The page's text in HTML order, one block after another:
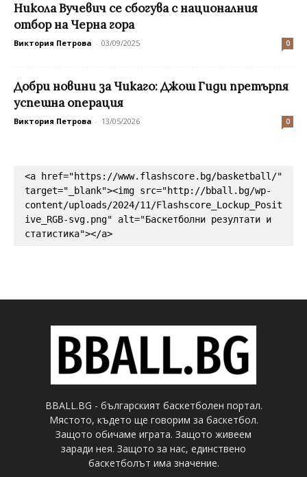
Никола Вучевич се сбогува с националния
отбор на Черна гора
Виктория Петрова - 03/09/2025 0
Добри новини за Чикаго: Джош Гиди претърпя
успешна операция
Виктория Петрова - 13/05/2026 0
<a href="https://www.flashscore.bg/basketball/"
target="_blank"><img src="http://bball.bg/wp-
content/uploads/2024/11/Flashscore_Lockup_Posit
ive_RGB-svg.png" alt="Баскетболни резултати и
статистика"></a>
BBALL.BG - българският баскетболен портал.
Мястото, където ще говорим за баскетбол.
Защото обичаме играта. Защото живеем
заради нея. Защото за нас, единствено
баскетболът има значение.